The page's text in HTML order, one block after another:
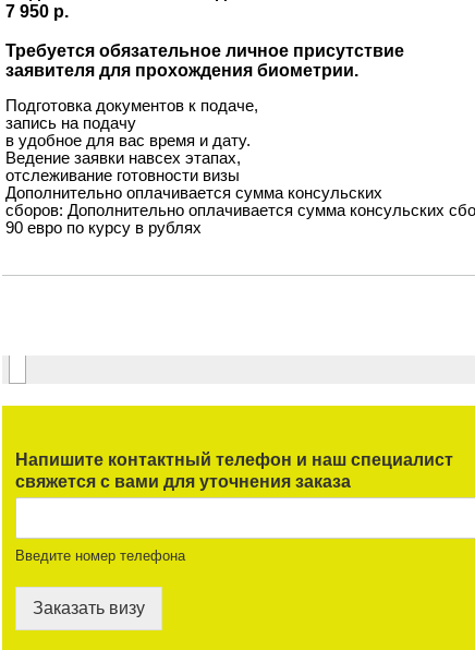
Напишите контактный телефон и наш специалист
свяжется с вами для уточнения заказа
Введите номер телефона
Заказать визу